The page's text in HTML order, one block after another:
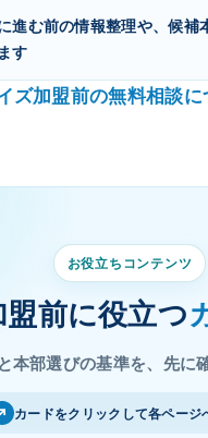
進む前の情報整理や、候補
す
ズ加盟前の無料相談
お役立ちコンテンツ
盟前に役立つ
本部選びの基準を、先に
カードをクリックして各ページ